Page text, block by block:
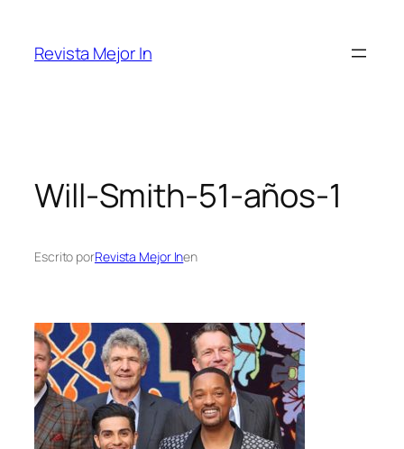
contenido
Revista Mejor In
Will-Smith-51-años-1
Escrito porRevista Mejor Inen